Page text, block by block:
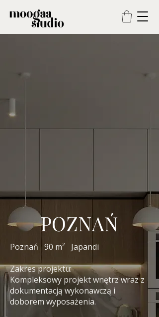
POZNAŃ
Poznań 90 m² Japandi
Zakres projektu:
Kompleksowy projekt wnętrz wraz z
dokumentacją wykonawczą i
doborem wyposażenia.